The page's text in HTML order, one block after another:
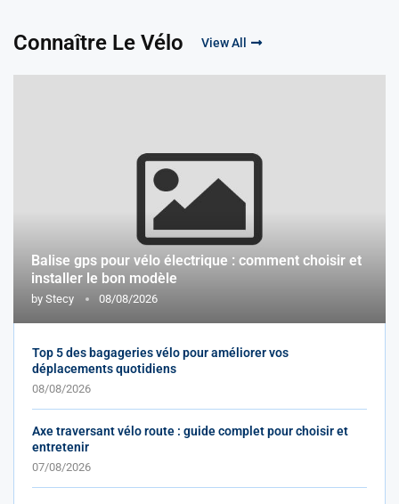
Connaître Le Vélo View All
Balise gps pour vélo électrique : comment choisir et
installer le bon modèle
by Stecy 08/08/2026
Top 5 des bagageries vélo pour améliorer vos
déplacements quotidiens
08/08/2026
Axe traversant vélo route : guide complet pour choisir et
entretenir
07/08/2026